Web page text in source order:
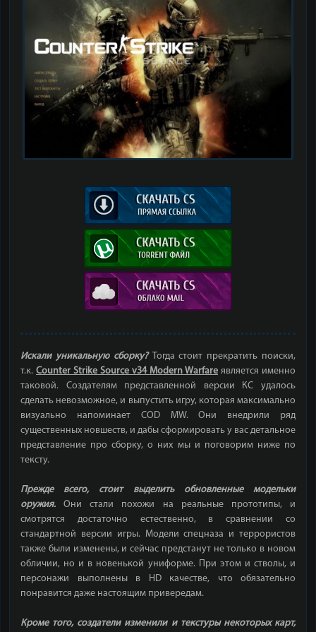
Искали уникальную сборку?Тогда стоит прекратить поиски,
т.к. Counter Strike Source v34 Modern Warfare является именно
таковой. Создателям представленной версии КС удалось
сделать невозможное, и выпустить игру, которая максимально
визуально напоминает COD MW. Они внедрили ряд
существенных новшеств, и дабы сформировать у вас детальное
представление про сборку, о них мы и поговорим ниже по
тексту.
Прежде всего, стоит выделить обновленные модельки
оружия.Они стали похожи на реальные прототипы, и
смотрятся достаточно естественно, в сравнении со
стандартной версии игры. Модели спецназа и террористов
также были изменены, и сейчас предстанут не только в новом
обличии, но и в новенькой униформе. При этом и стволы, и
персонажи выполнены в HD качестве, что обязательно
понравится даже настоящим привередам.
Кроме того, создатели изменили и текстуры некоторых карт,